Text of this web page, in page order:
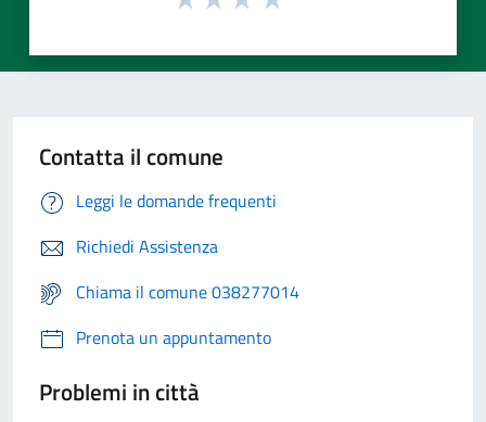
Contatta il comune
Leggi le domande frequenti
Richiedi Assistenza
Chiama il comune 038277014
Prenota un appuntamento
Problemi in città